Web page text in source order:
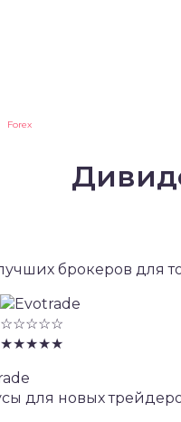
Forex
брокеров для
☆☆☆☆☆
★★★★★
для новых